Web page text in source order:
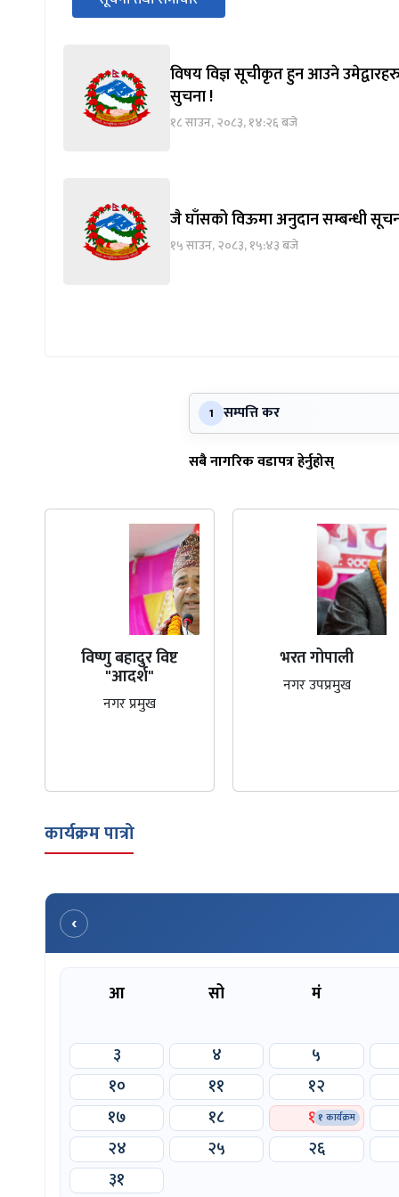
पहिलो
जानुहोस्
(सक्रिय ट्याब)
विषय विज्ञ सूचीकृत हुन आउने
सुचना !
१८ साउन, २०८३, १४:२६ बजे
जै घाँसको विऊमा अनुदान सम्बन्धी
१५ साउन, २०८३, १५:४३ बजे
1 सम्पत्ति कर
सबै नागरिक वडापत्र हेर्नुहोस्
विष्णु बहादुर विष्ट
"आदर्श"
नगर प्रमुख
भरत गोपाली
नगर उपप्रमुख
कार्यक्रम पात्रो
‹
आ सो मं
३
४ ५
१०
११ १२
१७
१८ १९
१ कार्यक्रम
२४
२५ २६
३१